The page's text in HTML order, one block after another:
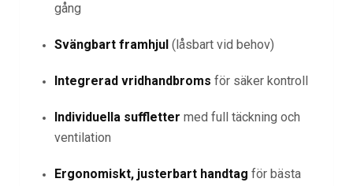
gång
Svängbart framhjul (låsbart vid behov)
Integrerad vridhandbroms för säker kontroll
Individuella suffletter med full täckning och
ventilation
Ergonomiskt, justerbart handtag för bästa